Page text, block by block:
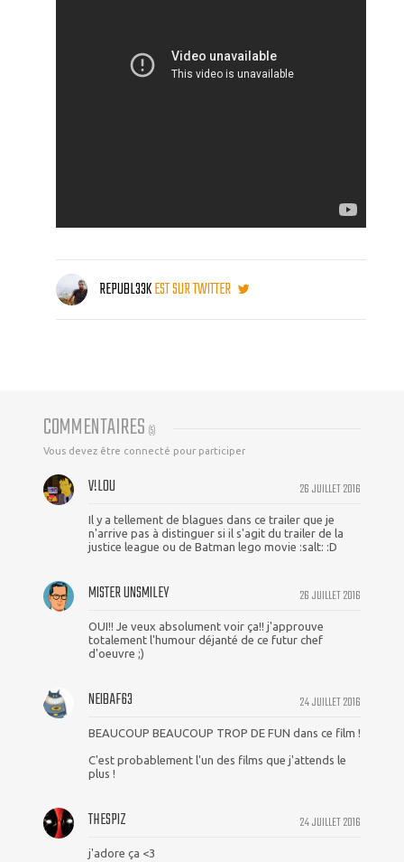
REPUBL33KEST SUR TWITTER
COMMENTAIRES (5)
Vous devez être connecté pour participer
26 JUILLET 2016
V!L0U
Il y a tellement de blagues dans ce trailer que je
n'arrive pas à distinguer si il s'agit du trailer de la
justice league ou de Batman lego movie :salt: :D
26 JUILLET 2016
MISTER UNSMILEY
OUI!! Je veux absolument voir ça!! j'approuve
totalement l'humour déjanté de ce futur chef
d'oeuvre ;)
24 JUILLET 2016
NEIBAF63
BEAUCOUP BEAUCOUP TROP DE FUN dans ce film !
C'est probablement l'un des films que j'attends le
plus !
24 JUILLET 2016
THESPIZ
j'adore ça <3